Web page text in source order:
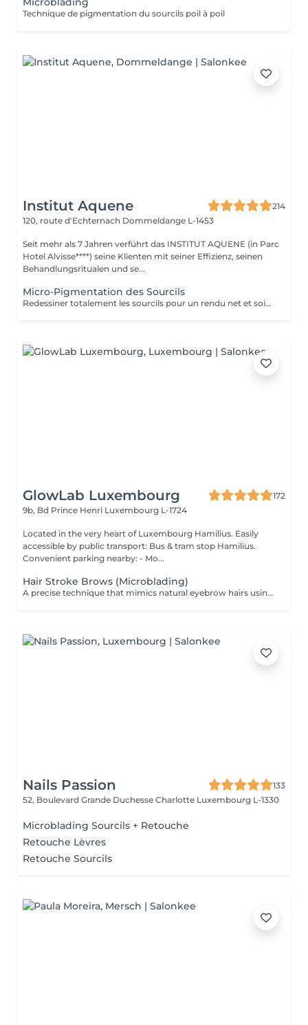
Technique de pigmentation du sourcils poil à poil
Institut Aquene
214
120, route d'Echternach Dommeldange L-1453
Seit mehr als 7 Jahren verführt das INSTITUT AQUENE (in Parc
Hotel Alvisse****) seine Klienten mit seiner Effizienz, seinen
Behandlungsritualen und se...
Micro-Pigmentation des Sourcils
Redessiner totalement les sourcils pour un rendu net et soigné, cela devient simple avec la micro-pigmentation. Tous les sourcils, qu'ils soient clairsemés, trop courts, trop long ou inexistants trouvent leur courbe parfaite. Les sourcils sont un élément majeur de nos expressions. La micro-pigmentation vous permet de jouir de la forme adéquate pour sublimer vos sourcils.
GlowLab Luxembourg
172
9b, Bd Prince Henri Luxembourg L-1724
Located in the very heart of Luxembourg Hamilius. Easily
accessible by public transport: Bus & tram stop Hamilius.
Convenient parking nearby: - Mo...
Hair Stroke Brows (Microblading)
A precise technique that mimics natural eyebrow hairs using fine strokes for a soft, realistic finish. Ideal for filling gaps, correcting shape, and creating natural density. DURATION & MAINTENANCE: - Results last approximately 8-18 months - A Touch-Up Session is required after 4-6 weeks - Annual refresh is recommended BENEFITS: - Natural hair-like effect - Improved density - Enhanced symmetry - Realistic finish INDICATIONS: - Gaps in brows - Thin or uneven brows - Desire for natural enhancement CONTRAINDICATIONS: - Pregnancy and breastfeeding - Active skin conditions - Open wounds - Oily skin (relative) POST-CARE: - Keep the area dry during healing - Avoid touching or scratching - Use healing products as recommended - Avoid sun and heat
Nails Passion
133
52, Boulevard Grande Duchesse Charlotte Luxembourg L-1330
Microblading Sourcils + Retouche
Retouche Lèvres
Retouche Sourcils